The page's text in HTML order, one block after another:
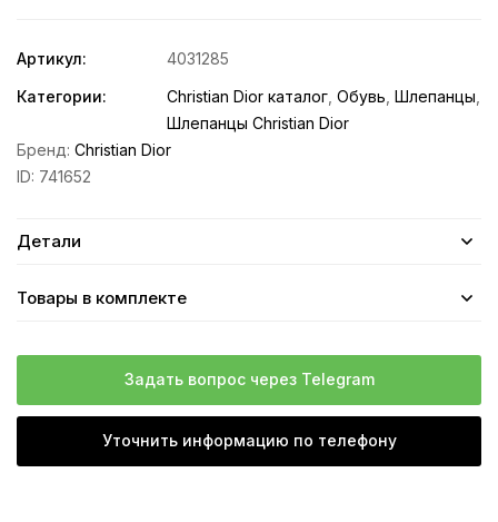
Артикул:
4031285
Категории:
Christian Dior каталог Обувь Шлепанцы
Шлепанцы Christian Dior
Бренд: Christian Dior
ID: 741652
Детали
Товары в комплекте
Задать вопрос через Telegram
Уточнить информацию по телефону